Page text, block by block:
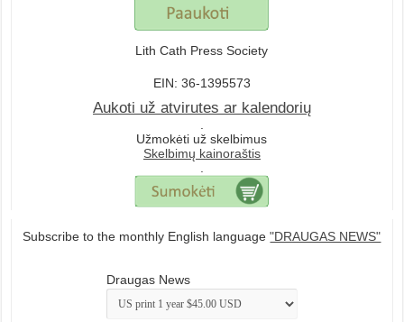
Lith Cath Press Society
EIN: 36-1395573
Aukoti už atvirutes ar kalendorių
Užmokėti už skelbimus
Skelbimų kainoraštis
Subscribe to the monthly English language"DRAUGAS NEWS"
Draugas News